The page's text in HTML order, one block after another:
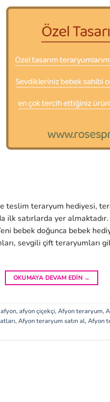
teslim teraryum hediyesi,
ilk satırlarda yer
bebek doğunca bebek
sevgili çift teraryumları
OKUMAYA DEVAM EDIN →
,afyon çiçekçi,Afyon teraryum,
,Afyon teraryum satın al,Afyon